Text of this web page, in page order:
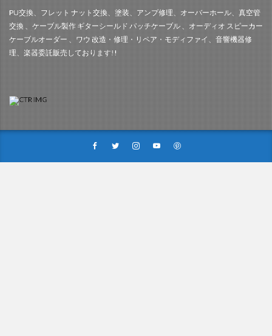
PU交換、フレット ナット交換、塗装、アンプ修理、オーバーホール、真空管
交換 、ケーブル製作 ギターシールド パッチケーブル 、オーディオ スピーカー
ケーブルオーダー 、ワウ 改造・修理・リペア・モディファイ、音響機器修
理、楽器委託販売しております!!